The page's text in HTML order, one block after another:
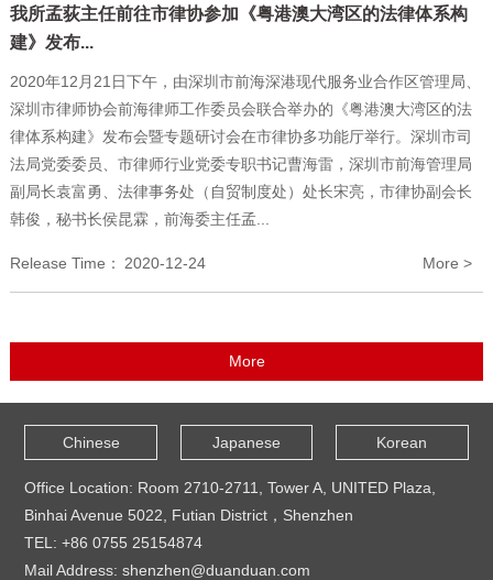
我所孟荻主任前往市律协参加《粤港澳大湾区的法律体系构
建》发布...
2020年12月21日下午，由深圳市前海深港现代服务业合作区管理局、
深圳市律师协会前海律师工作委员会联合举办的《粤港澳大湾区的法
律体系构建》发布会暨专题研讨会在市律协多功能厅举行。深圳市司
法局党委委员、市律师行业党委专职书记曹海雷，深圳市前海管理局
副局长袁富勇、法律事务处（自贸制度处）处长宋亮，市律协副会长
韩俊，秘书长侯昆霖，前海委主任孟...
Release Time： 2020-12-24 More >
Chinese Japanese Korean
Office Location: Room 2710-2711, Tower A, UNITED Plaza,
Binhai Avenue 5022, Futian District，Shenzhen
TEL: +86 0755 25154874
Mail Address: shenzhen@duanduan.com